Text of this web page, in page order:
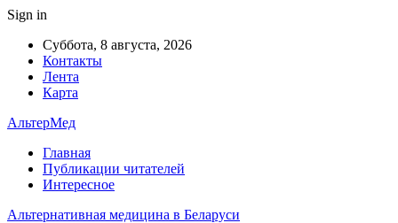
Sign in
Суббота, 8 августа, 2026
Контакты
Лента
Карта
АльтерМед
Главная
Публикации читателей
Интересное
Альтернативная медицина в Беларуси